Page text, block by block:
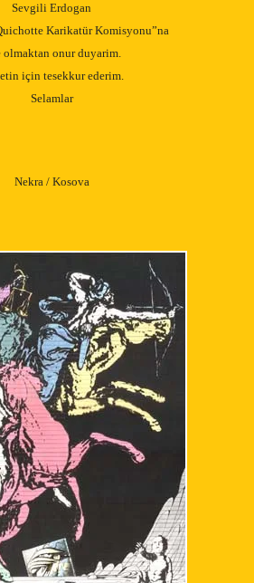
Sevgili Erdogan
Karikatür Komisyonu”na
olmaktan onur duyarim.
için tesekkur ederim.
Selamlar
Nekra / Kosova